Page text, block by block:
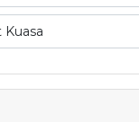
Kuasa